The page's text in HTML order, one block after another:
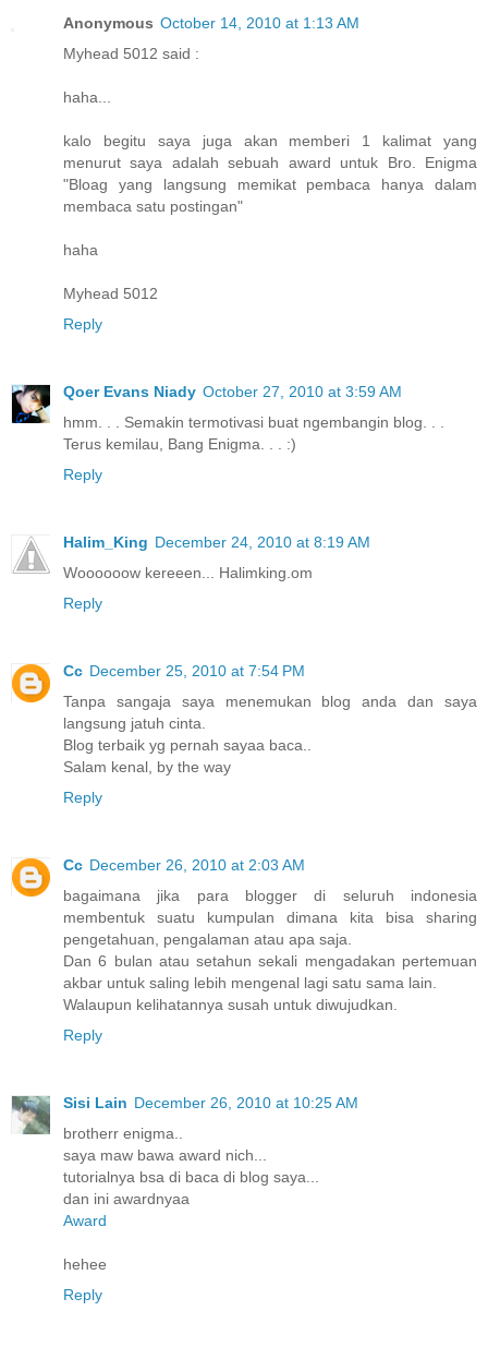
Anonymous October 14, 2010 at 1:13 AM
Myhead 5012 said :
haha...
kalo begitu saya juga akan memberi 1 kalimat yang
menurut saya adalah sebuah award untuk Bro. Enigma
"Bloag yang langsung memikat pembaca hanya dalam
membaca satu postingan"
haha
Myhead 5012
Reply
Qoer Evans Niady October 27, 2010 at 3:59 AM
hmm. . . Semakin termotivasi buat ngembangin blog. . .
Terus kemilau, Bang Enigma. . . :)
Reply
Halim_King December 24, 2010 at 8:19 AM
Woooooow kereeen... Halimking.om
Reply
Cc December 25, 2010 at 7:54 PM
Tanpa sangaja saya menemukan blog anda dan saya
langsung jatuh cinta.
Blog terbaik yg pernah sayaa baca..
Salam kenal, by the way
Reply
Cc December 26, 2010 at 2:03 AM
bagaimana jika para blogger di seluruh indonesia
membentuk suatu kumpulan dimana kita bisa sharing
pengetahuan, pengalaman atau apa saja.
Dan 6 bulan atau setahun sekali mengadakan pertemuan
akbar untuk saling lebih mengenal lagi satu sama lain.
Walaupun kelihatannya susah untuk diwujudkan.
Reply
Sisi Lain December 26, 2010 at 10:25 AM
brotherr enigma..
saya maw bawa award nich...
tutorialnya bsa di baca di blog saya...
dan ini awardnyaa
Award
hehee
Reply